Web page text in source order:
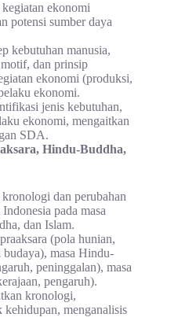
ekonomi
potensi sumber daya
kebutuhan manusia,
dan prinsip
ekonomi (produksi,
ekonomi.
jenis kebutuhan,
ekonomi, mengaitkan
SDA.
Hindu-Buddha,
dan perubahan
pada masa
dan Islam.
(pola hunian,
masa Hindu-
peninggalan), masa
pengaruh).
kronologi,
kehidupan, menganalisis